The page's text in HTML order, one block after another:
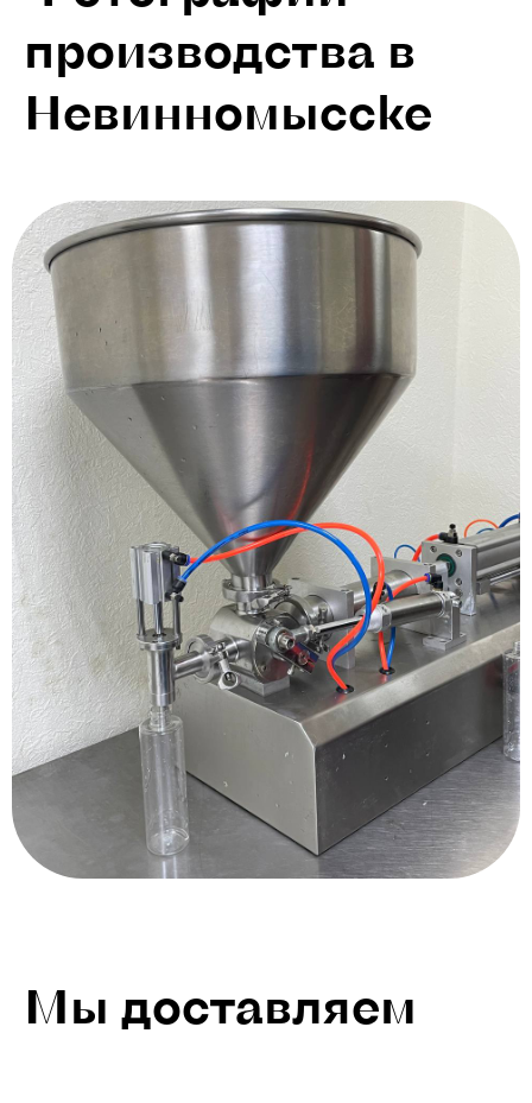
производства в
Невинномысске
Мы доставляем